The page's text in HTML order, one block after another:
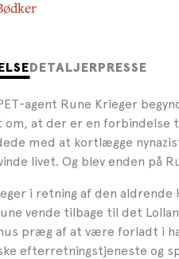
DETALJER PRESSE
agent Rune Krieger
om, at der er en forbindelse
med at kortlægge
livet. Og blev enden på
i retning af den
vende tilbage til det
præg af at være forladt i
efterretningstjeneste og